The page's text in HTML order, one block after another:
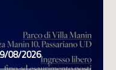
08/2026